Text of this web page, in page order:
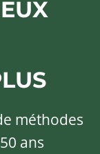
méthodes
ans